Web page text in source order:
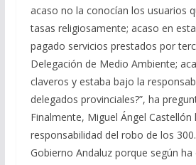
acaso no la conocían los usuarios
tasas religiosamente; acaso en
pagado servicios prestados por
Delegación de Medio Ambiente;
claveros y estaba bajo la
delegados provinciales?”, ha
Finalmente, Miguel Ángel Castellón
responsabilidad del robo de los
Gobierno Andaluz porque según ha